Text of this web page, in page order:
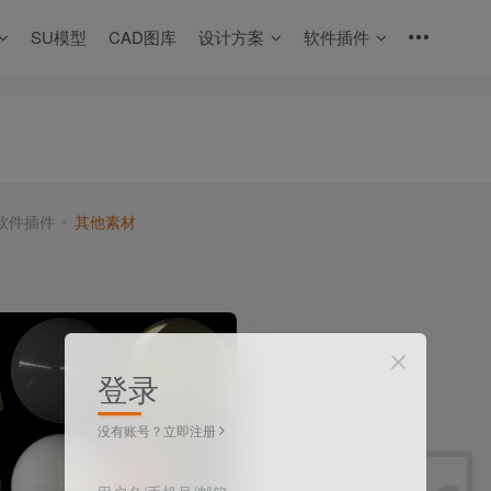
SU模型 CAD图库 设计方案 软件插件
件插件 其他素材
登录
没有账号？立即注册